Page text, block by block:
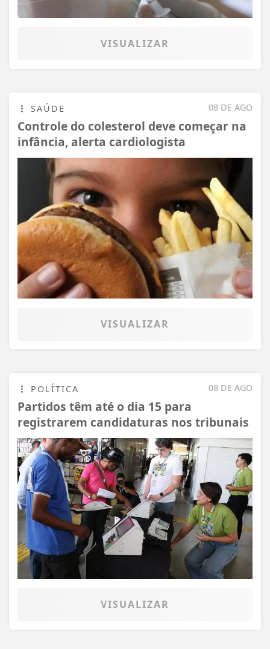
VISUALIZAR
08 DE AGO
SAÚDE
Controle do colesterol deve começar na
infância, alerta cardiologista
VISUALIZAR
08 DE AGO
POLÍTICA
Partidos têm até o dia 15 para
registrarem candidaturas nos tribunais
VISUALIZAR